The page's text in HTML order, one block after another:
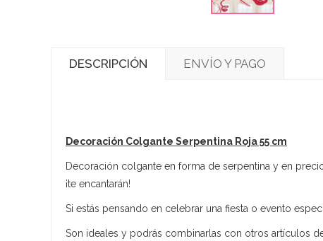
DESCRIPCIÓN ENVÍO Y PAGO
Decoración Colgante Serpentina Roja 55 cm
Decoración colgante en forma de serpentina y en
¡te encantarán!
Si estás pensando en celebrar una fiesta o evento
Son ideales y podrás combinarlas con otros artículos